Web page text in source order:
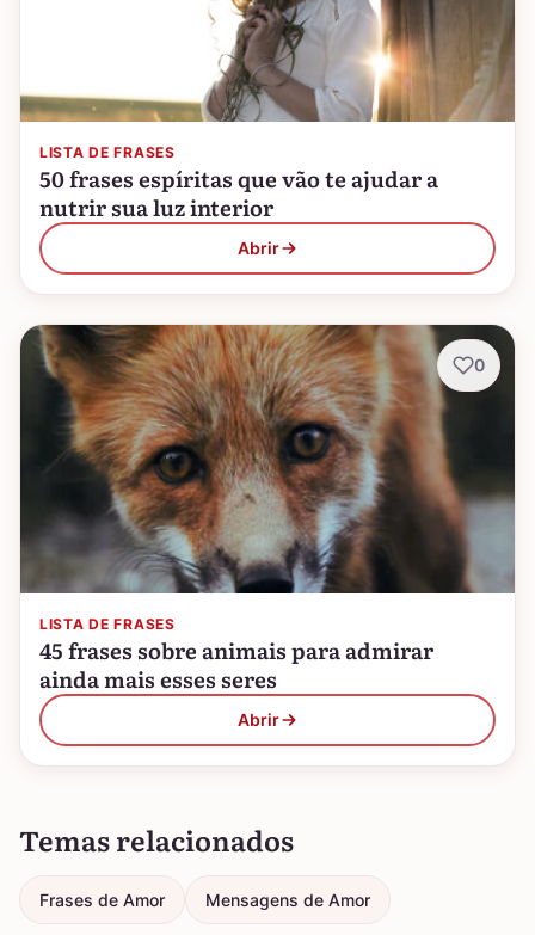
LISTA DE FRASES
50 frases espíritas que vão te ajudar a
nutrir sua luz interior
Abrir
LISTA DE FRASES
45 frases sobre animais para admirar
ainda mais esses seres
Abrir
0
Temas relacionados
Frases de Amor Mensagens de Amor